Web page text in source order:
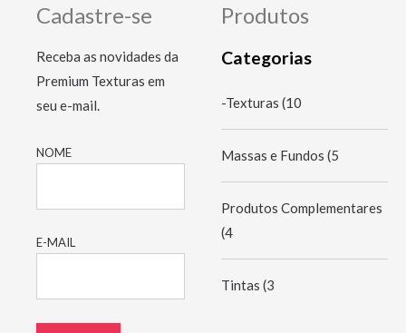
Cadastre-se
Receba as novidades da
Premium Texturas em
seu e-mail.
NOME
E-MAIL
Produtos
Categorias
-Texturas (10
Massas e Fundos (5
Produtos Complementares
(4
Tintas (3